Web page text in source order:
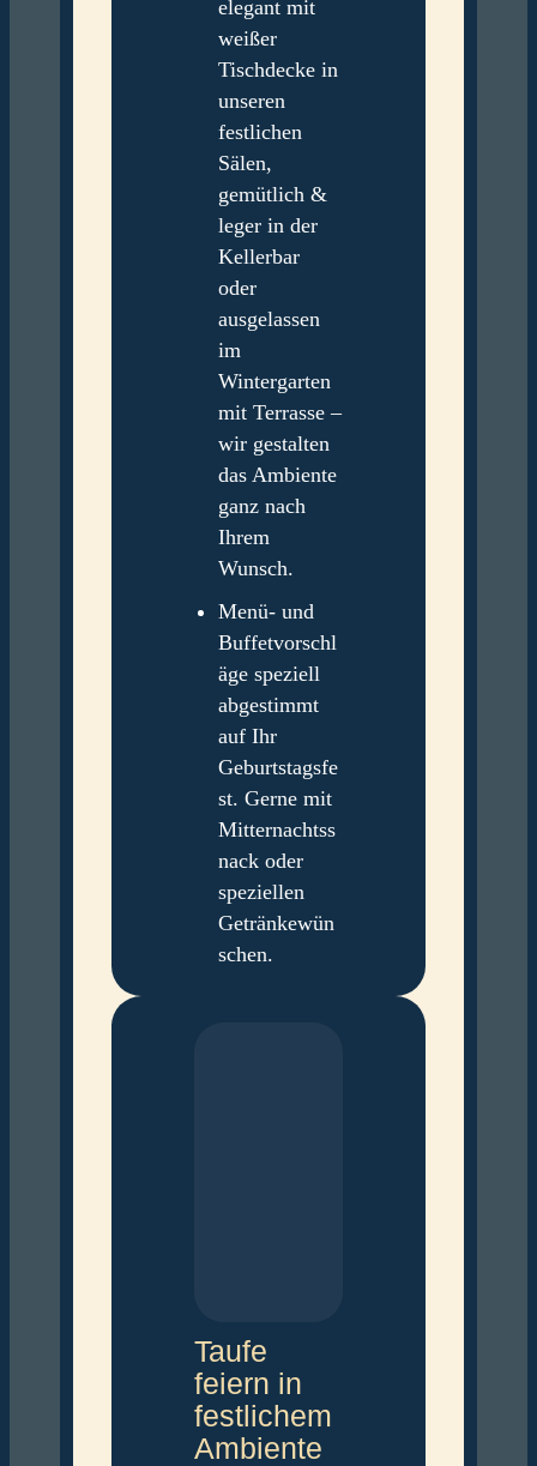
elegant mit
weißer
Tischdecke in
unseren
festlichen
Sälen,
gemütlich &
leger in der
Kellerbar
oder
ausgelassen
im
Wintergarten
mit Terrasse –
wir gestalten
das Ambiente
ganz nach
Ihrem
Wunsch.
Menü- und
Buffetvorschl
äge speziell
abgestimmt
auf Ihr
Geburtstagsfe
st. Gerne mit
Mitternachtss
nack oder
speziellen
Getränkewün
schen.
Taufe
feiern in
festlichem
Ambiente